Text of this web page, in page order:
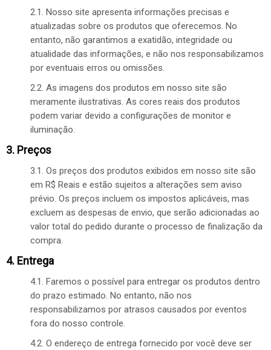
2.1. Nosso site apresenta informações precisas e
atualizadas sobre os produtos que oferecemos. No
entanto, não garantimos a exatidão, integridade ou
atualidade das informações, e não nos responsabilizamos
por eventuais erros ou omissões.
2.2. As imagens dos produtos em nosso site são
meramente ilustrativas. As cores reais dos produtos
podem variar devido a configurações de monitor e
iluminação.
3. Preços
3.1. Os preços dos produtos exibidos em nosso site são
em R$ Reais e estão sujeitos a alterações sem aviso
prévio. Os preços incluem os impostos aplicáveis, mas
excluem as despesas de envio, que serão adicionadas ao
valor total do pedido durante o processo de finalização da
compra.
4. Entrega
4.1. Faremos o possível para entregar os produtos dentro
do prazo estimado. No entanto, não nos
responsabilizamos por atrasos causados por eventos
fora do nosso controle.
4.2. O endereço de entrega fornecido por você deve ser